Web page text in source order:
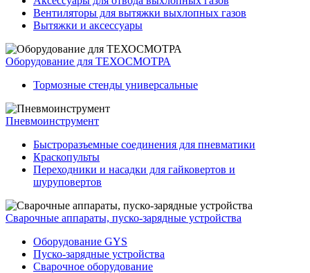
Вентиляторы для вытяжки выхлопных газов
Вытяжки и аксессуары
Оборудование для ТЕХОСМОТРА
Тормозные стенды универсальные
Пневмоинструмент
Быстроразъемные соединения для пневматики
Краскопульты
Переходники и насадки для гайковертов и
шуруповертов
Сварочные аппараты, пуско-зарядные устройства
Оборудование GYS
Пуско-зарядные устройства
Сварочное оборудование